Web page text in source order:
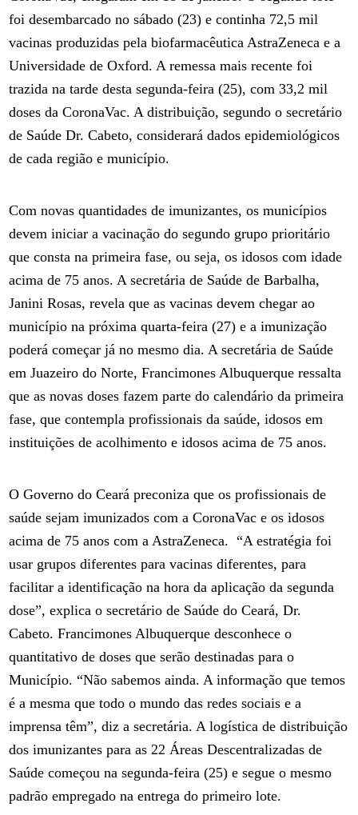
foi desembarcado no sábado (23) e continha 72,5 mil
vacinas produzidas pela biofarmacêutica AstraZeneca e a
Universidade de Oxford. A remessa mais recente foi
trazida na tarde desta segunda-feira (25), com 33,2 mil
doses da CoronaVac. A distribuição, segundo o secretário
de Saúde Dr. Cabeto, considerará dados epidemiológicos
de cada região e município.
Com novas quantidades de imunizantes, os municípios
devem iniciar a vacinação do segundo grupo prioritário
que consta na primeira fase, ou seja, os idosos com idade
acima de 75 anos. A secretária de Saúde de Barbalha,
Janini Rosas, revela que as vacinas devem chegar ao
município na próxima quarta-feira (27) e a imunização
poderá começar já no mesmo dia. A secretária de Saúde
em Juazeiro do Norte, Francimones Albuquerque ressalta
que as novas doses fazem parte do calendário da primeira
fase, que contempla profissionais da saúde, idosos em
instituições de acolhimento e idosos acima de 75 anos.
O Governo do Ceará preconiza que os profissionais de
saúde sejam imunizados com a CoronaVac e os idosos
acima de 75 anos com a AstraZeneca. “A estratégia foi
usar grupos diferentes para vacinas diferentes, para
facilitar a identificação na hora da aplicação da segunda
dose”, explica o secretário de Saúde do Ceará, Dr.
Cabeto. Francimones Albuquerque desconhece o
quantitativo de doses que serão destinadas para o
Município. “Não sabemos ainda. A informação que temos
é a mesma que todo o mundo das redes sociais e a
imprensa têm”, diz a secretária. A logística de distribuição
dos imunizantes para as 22 Áreas Descentralizadas de
Saúde começou na segunda-feira (25) e segue o mesmo
padrão empregado na entrega do primeiro lote.